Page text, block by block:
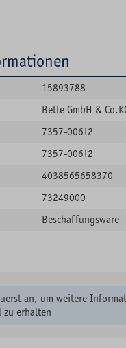
15893788
Bette GmbH &
7357-006T2
7357-006T2
4038565658370
73249000
Beschaffungsware
an, um weitere
zu erhalten